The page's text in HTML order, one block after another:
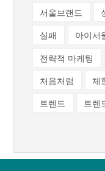
서울브랜드
실패
아이서
전략적 마케팅
처음처럼
체
트렌드
트렌